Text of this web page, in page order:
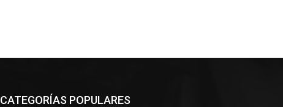
CATEGORÍAS POPULARES